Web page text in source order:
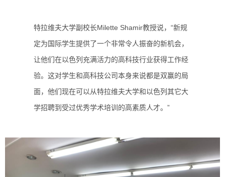
特拉维夫大学副校长Milette Shamir教授说，“新规
定为国际学生提供了一个非常令人振奋的新机会，
让他们在以色列充满活力的高科技行业获得工作经
验。这对学生和高科技公司本身来说都是双赢的局
面，他们现在可以从特拉维夫大学和以色列其它大
学招聘到受过优秀学术培训的高素质人才。”